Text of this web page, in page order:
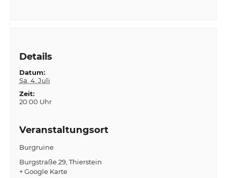
Details
Datum:
Sa. 4. Juli
Zeit:
20:00 Uhr
Veranstaltungsort
Burgruine
Burgstraße 29 Thierstein
+ Google Karte